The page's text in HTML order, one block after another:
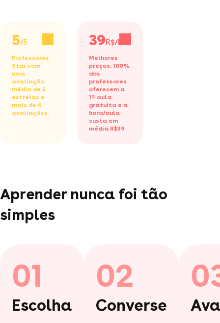
5/5
Professores
Star com
uma
avaliação
média de 5
estrelas e
mais de 6
avaliações.
39R$/h
Melhores
preços: 100%
dos
professores
oferecem a
1ª aula
gratuita e a
hora/aula
custa em
média R$39
Aprender nunca foi tão
simples
01
Escolha
02
Converse